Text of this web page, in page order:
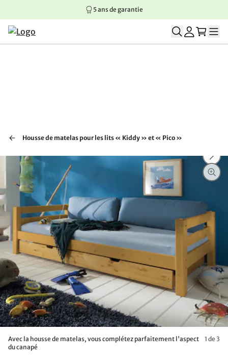
Aller au contenu principal
Aller à la navigation principale
Aller au pied de page
5 ans de garantie
Housse de matelas pour les lits « Kiddy » et « Pico »
Avec la housse de matelas, vous complétez parfaitement l'aspect
du canapé
1 de 3